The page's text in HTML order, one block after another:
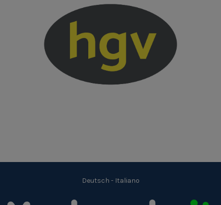
Deutsch - Italiano